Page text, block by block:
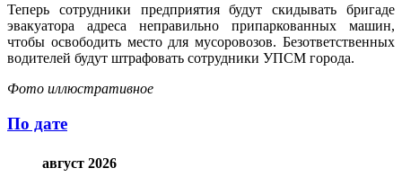
Теперь сотрудники предприятия будут скидывать бригаде
эвакуатора адреса неправильно припаркованных машин,
чтобы освободить место для мусоровозов. Безответственных
водителей будут штрафовать сотрудники УПСМ города.
Фото иллюстративное
По дате
август 2026